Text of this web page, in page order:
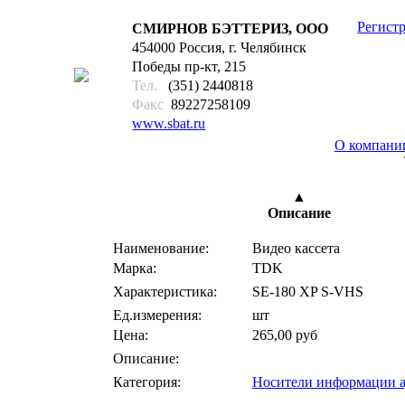
СМИРНОВ БЭТТЕРИЗ, ООО
454000 Россия, г. Челябинск
Победы пр-кт, 215
Тел.
(351) 2440818
Факс 89227258109
www.sbat.ru
О
▲
Описание
Наименование:
Видео кассета
Марка:
TDK
Характеристика:
SE-180 XP S-VHS
Ед.измерения:
шт
Цена:
265,00 руб
Описание:
Категория:
Носители информации